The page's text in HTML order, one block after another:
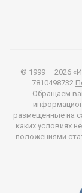
© 1999 – 2026
7810498732
Обращаем
размещенные на
каких условиях
положениями